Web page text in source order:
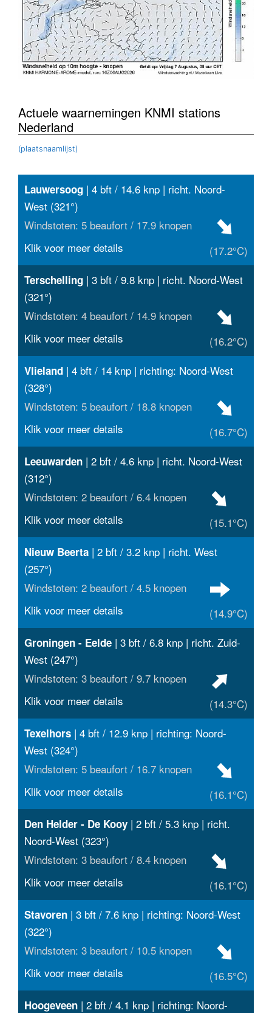
Actuele waarnemingen KNMI stations
Nederland
(plaatsnaamlijst)
Lauwersoog | 4 bft / 14.6 knp | richt. Noord-
West (321°)
Windstoten: 5 beaufort / 17.9 knopen
(17.2°C)
Klik voor meer details
Terschelling | 3 bft / 9.8 knp | richt. Noord-West
(321°)
Windstoten: 4 beaufort / 14.9 knopen
(16.2°C)
Klik voor meer details
Vlieland | 4 bft / 14 knp | richting: Noord-West
(328°)
Windstoten: 5 beaufort / 18.8 knopen
(16.7°C)
Klik voor meer details
Leeuwarden | 2 bft / 4.6 knp | richt. Noord-West
(312°)
Windstoten: 2 beaufort / 6.4 knopen
(15.1°C)
Klik voor meer details
Nieuw Beerta | 2 bft / 3.2 knp | richt. West
(257°)
Windstoten: 2 beaufort / 4.5 knopen
(14.9°C)
Klik voor meer details
Groningen - Eelde | 3 bft / 6.8 knp | richt. Zuid-
West (247°)
Windstoten: 3 beaufort / 9.7 knopen
(14.3°C)
Klik voor meer details
Texelhors | 4 bft / 12.9 knp | richting: Noord-
West (324°)
Windstoten: 5 beaufort / 16.7 knopen
(16.1°C)
Klik voor meer details
Den Helder - De Kooy | 2 bft / 5.3 knp | richt.
Noord-West (323°)
Windstoten: 3 beaufort / 8.4 knopen
(16.1°C)
Klik voor meer details
Stavoren | 3 bft / 7.6 knp | richting: Noord-West
(322°)
Windstoten: 3 beaufort / 10.5 knopen
(16.5°C)
Klik voor meer details
Hoogeveen | 2 bft / 4.1 knp | richting: Noord-